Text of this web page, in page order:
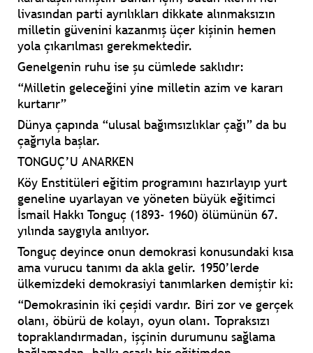
livasından parti ayrılıkları dikkate alınmaksızın
milletin güvenini kazanmış üçer kişinin hemen
yola çıkarılması gerekmektedir.
Genelgenin ruhu ise şu cümlede saklıdır:
“Milletin geleceğini yine milletin azim ve kararı
kurtarır”
Dünya çapında “ulusal bağımsızlıklar çağı” da bu
çağrıyla başlar.
TONGUÇ’U ANARKEN
Köy Enstitüleri eğitim programını hazırlayıp yurt
geneline uyarlayan ve yöneten büyük eğitimci
İsmail Hakkı Tonguç (1893- 1960) ölümünün 67.
yılında saygıyla anılıyor.
Tonguç deyince onun demokrasi konusundaki kısa
ama vurucu tanımı da akla gelir. 1950’lerde
ülkemizdeki demokrasiyi tanımlarken demiştir ki:
“Demokrasinin iki çeşidi vardır. Biri zor ve gerçek
olanı, öbürü de kolayı, oyun olanı. Topraksızı
topraklandırmadan, işçinin durumunu sağlama